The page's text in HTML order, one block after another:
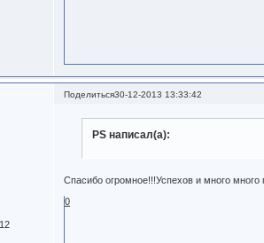
Поделиться30-12-2013 13:33:42
PS написал(а):
Спасибо огромное!!!Успехов и много
0